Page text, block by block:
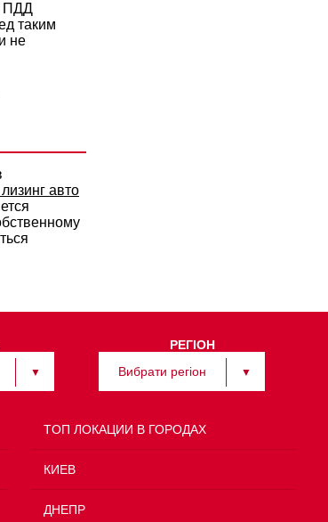
ПДД
таким
не
авто
РЕГІОН
Вибрати регіон
TOП ЛОКАЦИИ В ГОРОДАХ
КИЕВ
ДНЕПР